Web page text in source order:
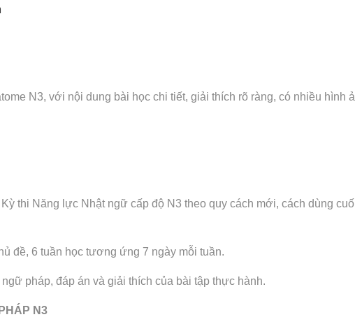
N3, với nội dung bài học chi tiết, giải thích rõ ràng, có nhiều hình
thi Năng lực Nhật ngữ cấp độ N3 theo quy cách mới, cách dùng
đề, 6 tuần học tương ứng 7 ngày mỗi tuần.
pháp, đáp án và giải thích của bài tập thực hành.
N3